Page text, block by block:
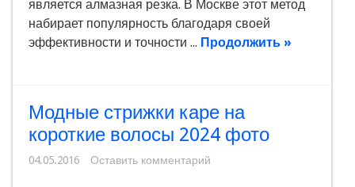
является алмазная резка. В Москве этот метод
набирает популярность благодаря своей
эффективности и точности ... Продолжить »
Модные стрижки каре на
короткие волосы 2024 фото
04.05.2016 Оставить комментарий